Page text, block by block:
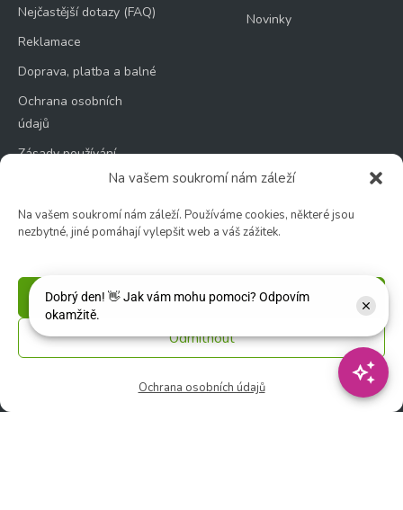
Na vašem soukromí nám záleží
Na vašem soukromí nám záleží. Používáme cookies, některé jsou
nezbytné, jiné pomáhají vylepšit web a váš zážitek.
Příjmout
Odmítnout
Ochrana osobních údajů
Nejčastější dotazy (FAQ)
Reklamace
Doprava, platba a balné
Ochrana osobních
údajů
Zásady používání
Novinky
🕑 Po – Čt: 9:00 – 17:00
🚫 Neděle: ZAVŘENO